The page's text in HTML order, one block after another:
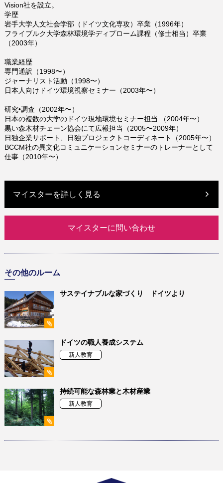
Vision社を設立。
学歴
岩手大学人文社会学部（ドイツ文化専攻）卒業（1996年）
フライブルク大学森林環境学ディプローム課程（修士相当）卒業
（2003年）
職業経歴
専門通訳（1998〜）
ジャーナリスト活動（1998〜）
日本人向けドイツ環境視察セミナー（2003年〜）
研究•調査（2002年〜）
日本の複数の大学のドイツ現地環境セミナー担当 （2004年〜）
黒い森木材チェーン協会にて広報担当（2005〜2009年）
日独企業サポート、日独プロジェクトコーディネート（2005年〜）
BCCM社の異文化コミュニケーションセミナーのトレーナーとして
仕事（2010年〜）
マイスターを詳しく見る
マイスターに問い合わせ
その他のルーム
サステイナブルな家づくり ドイツより
ドイツの職人養成システム
新人教育
持続可能な森林業と木材産業
新人教育